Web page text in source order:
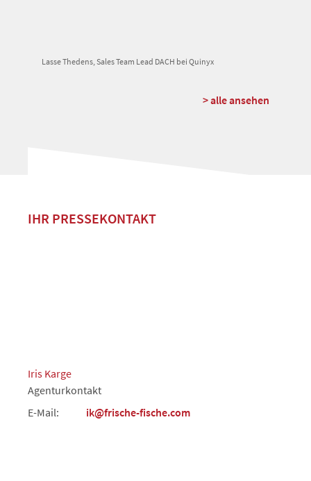
Lasse Thedens, Sales Team Lead DACH bei Quinyx
> alle ansehen
IHR PRESSEKONTAKT
Iris Karge
Agenturkontakt
E-Mail:
ik@frische-fische.com